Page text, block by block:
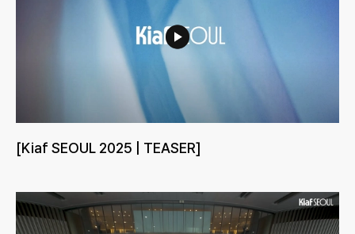
[Kiaf SEOUL 2025 | TEASER]